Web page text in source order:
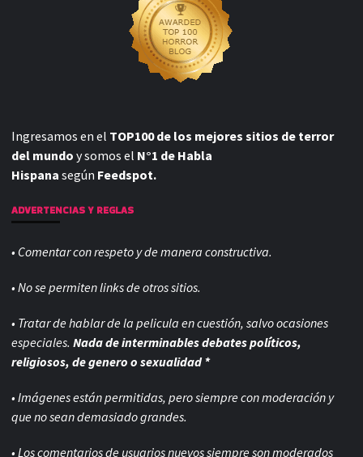
Ingresamos en el TOP100 de los mejores sitios de terror
del mundo y somos el N°1 de Habla
Hispana según Feedspot.
ADVERTENCIAS Y REGLAS
• Comentar con respeto y de manera constructiva.
• No se permiten links de otros sitios.
• Tratar de hablar de la pelicula en cuestión, salvo ocasiones
especiales. Nada de interminables debates políticos,
religiosos, de genero o sexualidad *
• Imágenes están permitidas, pero siempre conmoderación y
que no sean demasiado grandes.
• Los comentarios de usuarios nuevos siempre son moderados